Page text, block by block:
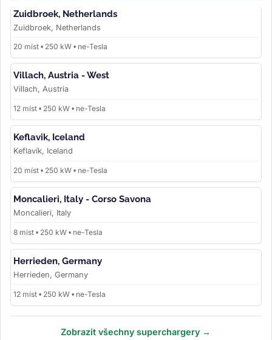
Zuidbroek, Netherlands
Zuidbroek, Netherlands
20 míst • 250 kW • ne-Tesla
Villach, Austria - West
Villach, Austria
12 míst • 250 kW • ne-Tesla
Keflavik, Iceland
Keflavík, Iceland
20 míst • 250 kW • ne-Tesla
Moncalieri, Italy - Corso Savona
Moncalieri, Italy
8 míst • 250 kW • ne-Tesla
Herrieden, Germany
Herrieden, Germany
12 míst • 250 kW • ne-Tesla
Zobrazit všechny superchargery →